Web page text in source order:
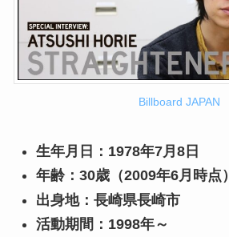
Billboard JAPAN
生年月日：1978年7月8日
年齢：30歳（2009年6月時点）
出身地：長崎県長崎市
活動期間：1998年～